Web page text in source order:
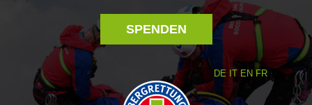
SPENDEN
DE IT EN FR